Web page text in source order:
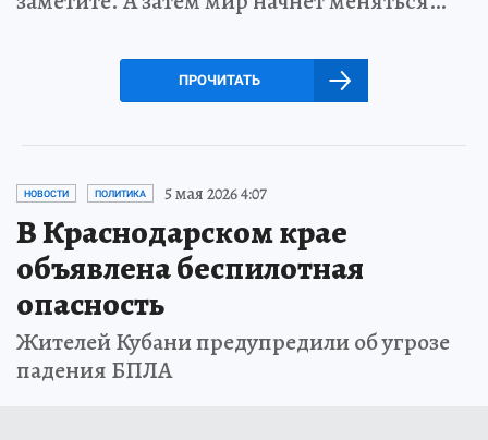
ПРОЧИТАТЬ
НОВОСТИ ПОЛИТИКА 5 мая 2026 4:07
В Краснодарском крае
объявлена беспилотная
опасность
Жителей Кубани предупредили об угрозе
падения БПЛА